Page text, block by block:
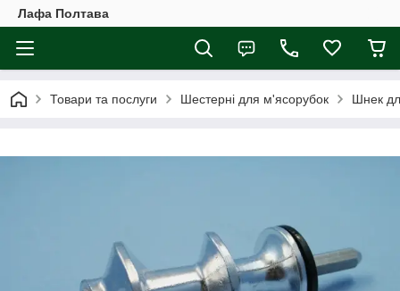
Лафа Полтава
Товари та послуги Шестерні для м'ясорубок Шнек